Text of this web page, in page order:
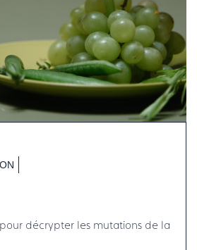
décrypter les mutations de la